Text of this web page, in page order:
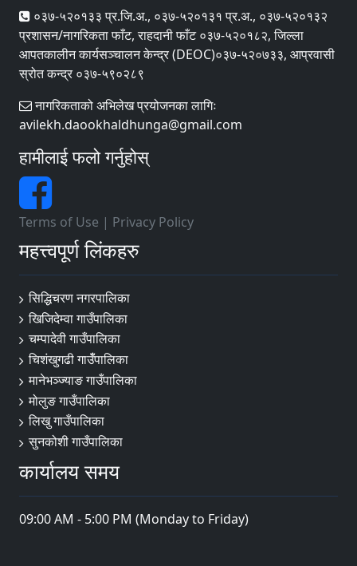
०३७-५२०१३३ प्र.जि.अ., ०३७-५२०१३१ प्र.अ., ०३७-५२०१३२
प्रशासन/नागरिकता फाँट, राहदानी फाँट ०३७-५२०१८२, जिल्ला
आपतकालीन कार्यसञ्‍चालन केन्द्र (DEOC)०३७-५२०७३३, आप्रवासी
स्रोत कन्द्र ०३७-५९०२८९
नागरिकताको अभिलेख प्रयोजनका लागिः
avilekh.daookhaldhunga@gmail.com
हामीलाई फलो गर्नुहोस्
Terms of Use | Privacy Policy
महत्त्वपूर्ण लिंकहरु
सिद्धिचरण नगरपालिका
खिजिदेम्वा गाउँपालिका
चम्पादेवी गाउँपालिका
चिशंखुगढी गाउँँपालिका
मानेभञ्‍ज्याङ गाउँपालिका
मोलुङ गाउँपालिका
लिखु गाउँपालिका
सुनकोशी गाउँपालिका
कार्यालय समय
09:00 AM - 5:00 PM (Monday to Friday)